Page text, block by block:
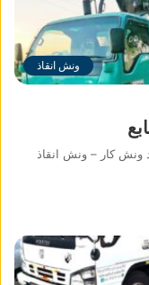
ونش انقاذ
ونش كار – ونش انقاذ